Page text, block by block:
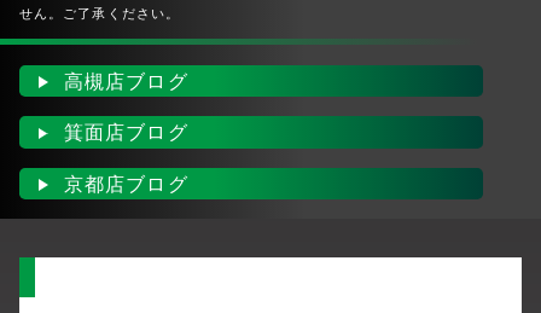
せん。ご了承ください。
高槻店ブログ
箕面店ブログ
京都店ブログ